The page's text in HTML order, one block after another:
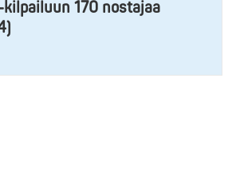
170 nostajaa